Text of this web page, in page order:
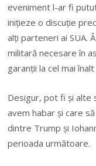
eveniment l-ar fi
inițieze o discuție
alți parteneri ai SUA.
militară necesare în
garanții la cel mai înalt
Desigur, pot fi și alte
avem habar și care
dintre Trump și
perioada următoare.